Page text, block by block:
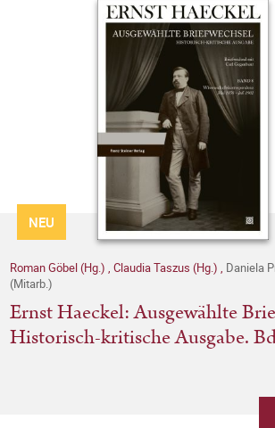
NEU
Roman Göbel (Hg.) , Claudia Taszus (Hg.) , Daniela
(Mitarb.)
Ernst Haeckel: Ausgewählte
Historisch-kritische Ausgabe.